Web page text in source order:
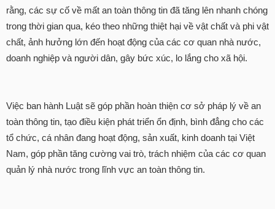
rằng, các sự cố về mất an toàn thông tin đã tăng lên nhanh chóng
trong thời gian qua, kéo theo những thiệt hại về vật chất và phi vật
chất, ảnh hưởng lớn đến hoạt động của các cơ quan nhà nước,
doanh nghiệp và người dân, gây bức xúc, lo lắng cho xã hội.
Việc ban hành Luật sẽ góp phần hoàn thiện cơ sở pháp lý về an
toàn thông tin, tạo điều kiện phát triển ổn định, bình đẳng cho các
tổ chức, cá nhân đang hoạt động, sản xuất, kinh doanh tại Việt
Nam, góp phần tăng cường vai trò, trách nhiệm của các cơ quan
quản lý nhà nước trong lĩnh vực an toàn thông tin.